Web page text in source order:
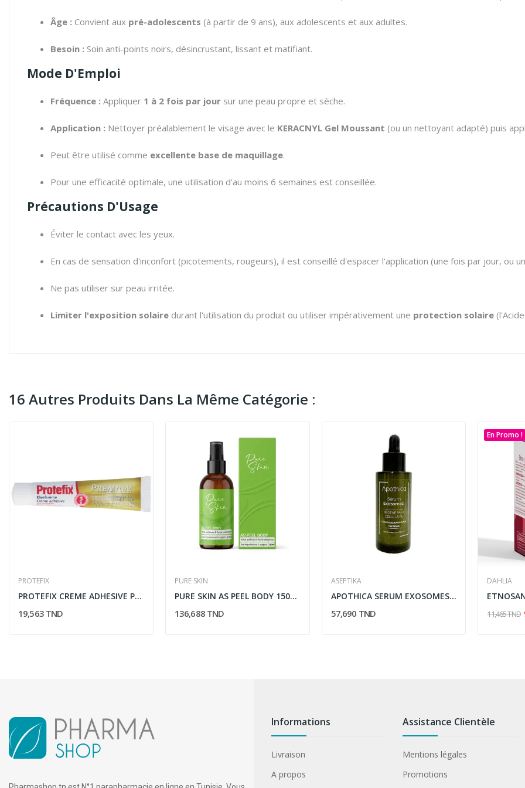
Âge : Convient aux pré-adolescents (à partir de 9 ans), aux adolescents et aux adultes.
Besoin : Soin anti-points noirs, désincrustant, lissant et matifiant.
Mode D'Emploi
Fréquence : Appliquer 1 à 2 fois par jour sur une peau propre et sèche.
Application : Nettoyer préalablement le visage avec le KERACNYL Gel Moussant (ou un nettoyant adapté) puis
Peut être utilisé comme excellente base de maquillage.
Pour une efficacité optimale, une utilisation d'au moins 6 semaines est conseillée.
Précautions D'Usage
Éviter le contact avec les yeux.
En cas de sensation d'inconfort (picotements, rougeurs), il est conseillé d'espacer l'application (une fois par jour, ou
Ne pas utiliser sur peau irritée.
Limiter l'exposition solaire durant l'utilisation du produit ou utiliser impérativement une protection solaire
16 Autres Produits Dans La Même Catégorie :
PROTEFIX
PROTEFIX CREME ADHESIVE PREMIUM 7*EFFECT 47GR
19,563 TND
PURE SKIN
PURE SKIN AS PEEL BODY 150ML
136,688 TND
ASEPTIKA
APOTHICA SERUM EXOSOMES 50ML
57,690 TND
En Promo !
DAHLIA
11,465 TND
Informations
Livraison
A propos
Assistance Clientèle
Mentions légales
Promotions